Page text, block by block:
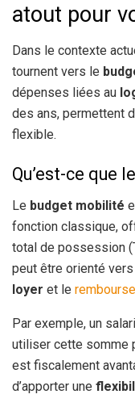
atout pour
Dans le contexte
tournent vers le
dépenses liées au
des ans, permettent
flexible.
Qu’est-ce que
Le budget mobilité
fonction classique,
total de possession
peut être orienté
loyer et le
Par exemple, un
utiliser cette somme
est fiscalement
d’apporter une